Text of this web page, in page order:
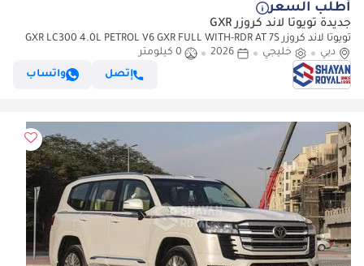
أطلب السعر
جديدة تويوتا لاند كروزر GXR
تويوتا لاند كروزر GXR LC300 4.0L PETROL V6 GXR FULL WITH-RDR AT 7S
2026MY
دبي خليجي 2026
0 كيلومتر
إتصل
واتساب